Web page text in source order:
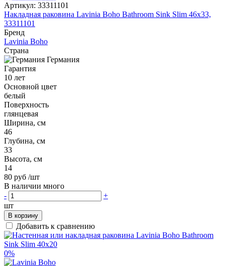
Артикул: 33311101
Накладная раковина Lavinia Boho Bathroom Sink Slim 46x33,
33311101
Бренд
Lavinia Boho
Страна
Германия
Гарантия
10 лет
Основной цвет
белый
Поверхность
глянцевая
Ширина, см
46
Глубина, см
33
Высота, см
14
80 руб /шт
В наличии много
-
+
шт
В корзину
Добавить к сравнению
0%